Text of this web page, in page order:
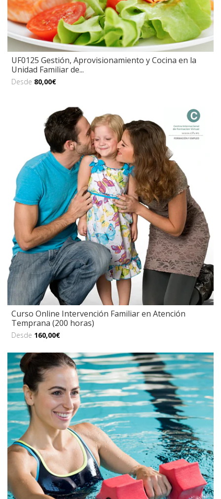
UF0125 Gestión, Aprovisionamiento y Cocina en la
Unidad Familiar de...
Desde 80,00€
Curso Online Intervención Familiar en Atención
Temprana (200 horas)
Desde 160,00€